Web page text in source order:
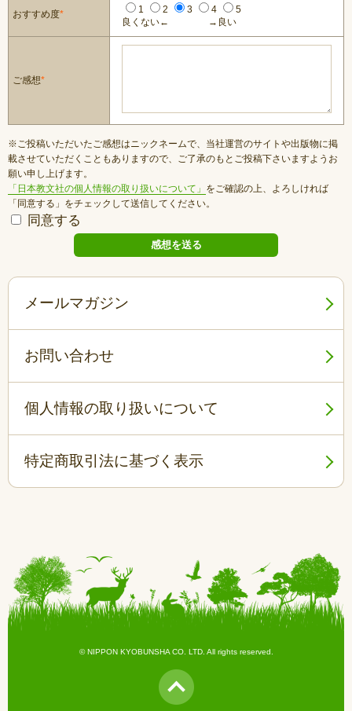
おすすめ度* 1 2 3 4
5
良くない←
→良い
ご感想*
※ご投稿いただいたご感想はニックネームで、当社運営のサイトや出版物に掲
載させていただくこともありますので、ご了承のもとご投稿下さいますようお
願い申し上げます。
「日本教文社の個人情報の取り扱いについて」 をご確認の上、よろしければ
「同意する」をチェックして送信してください。
同意する
メールマガジン
お問い合わせ
個人情報の取り扱いについて
特定商取引法に基づく表示
© NIPPON KYOBUNSHA CO. LTD. All rights reserved.